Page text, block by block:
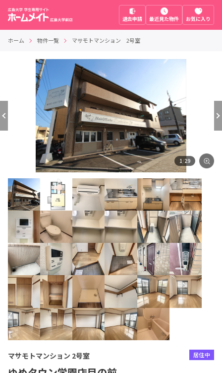
退去申請 最近見た物件 お気に入り
ホーム 物件一覧 マサモトマンション 2号室
1/29
マサモトマンション 2号室 居住中